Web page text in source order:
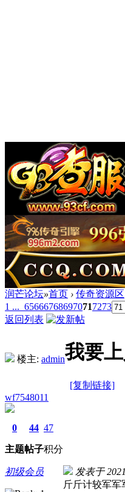
润芒论坛»首页 › 传奇资源区
1 ... 656667686970717273
返回列表
楼主: admin我要
[复制链接]
wf7548011
0
主题
44
帖子
47
积分
初级会员 发表于
斤斤计较军军